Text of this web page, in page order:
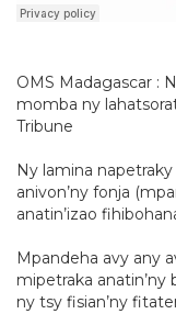
OMS Madagascar :
momba ny
Tribune
Ny lamina
anivon’ny fonja
anatin’izao
Mpandeha avy any
mipetraka anatin’ny
ny tsy fisian’ny